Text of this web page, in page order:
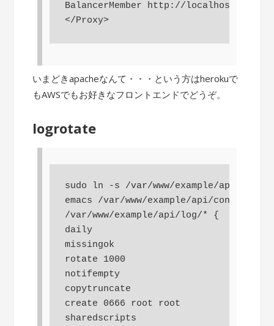
BalancerMember http://localhost:3002
</Proxy>
いまどきapacheなんて・・・という方はherokuで
もAWSでもお好きなフロントエンドでどうぞ。
logrotate
sudo ln -s /var/www/example/api/
emacs /var/www/example/api/config/
/var/www/example/api/log/* {
daily
missingok
rotate 1000
notifempty
copytruncate
create 0666 root root
sharedscripts